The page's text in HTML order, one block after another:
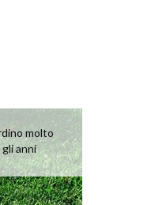
molto
anni